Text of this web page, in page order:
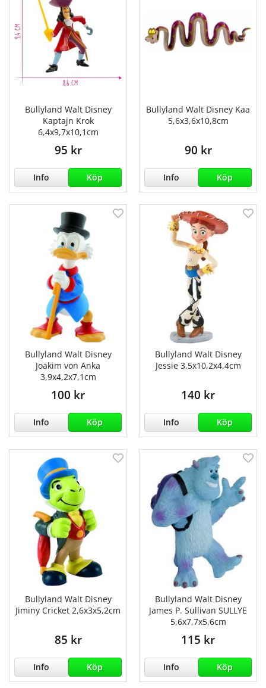
Bullyland Walt Disney
Kaptajn Krok
6,4x9,7x10,1cm
95 kr
Info Köp
Bullyland Walt Disney Kaa
5,6x3,6x10,8cm
90 kr
Info Köp
Bullyland Walt Disney
Joakim von Anka
3,9x4,2x7,1cm
100 kr
Info Köp
Bullyland Walt Disney
Jessie 3,5x10,2x4,4cm
140 kr
Info Köp
Bullyland Walt Disney
Jiminy Cricket 2,6x3x5,2cm
85 kr
Info Köp
Bullyland Walt Disney
James P. Sullivan SULLYE
5,6x7,7x5,6cm
115 kr
Info Köp